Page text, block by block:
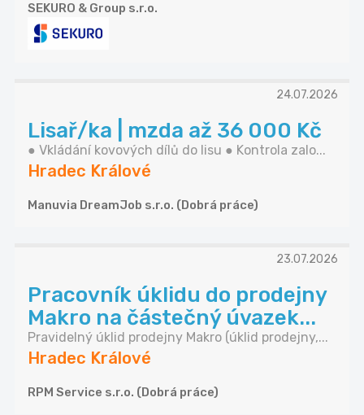
SEKURO & Group s.r.o.
24.07.2026
Lisař/ka | mzda až 36 000 Kč
● Vkládání kovových dílů do lisu ● Kontrola zalo...
Hradec Králové
Manuvia DreamJob s.r.o. (Dobrá práce)
23.07.2026
Pracovník úklidu do prodejny
Makro na částečný úvazek...
Pravidelný úklid prodejny Makro (úklid prodejny,...
Hradec Králové
RPM Service s.r.o. (Dobrá práce)